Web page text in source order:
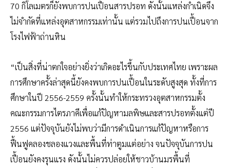
70 กิโลเมตรก็ยังพบการปนเปื้อนสารปรอท ดังนั้นแหล่งกำเนิดจึง
ไม่จำกัดที่แหล่งอุตสาหกรรมเท่านั้น แต่รวมไปถึงการปนเปื้อนจาก
โรงไฟฟ้าถ่านหิน
“เป็นสิ่งที่น่าตกใจอย่างยิ่งว่าเกิดอะไรขึ้นกับประเทศไทย เพราะผล
การศึกษาครั้งล่าสุดนี้ยังคงพบการปนเปื้อนในระดับสูงสุด ทั้งที่การ
ศึกษาในปี 2556-2559 ครั้งนั้นทำให้กระทรวงอุตสาหกรรมตั้ง
คณะกรรมการไตรภาคีเพื่อแก้ปัญหามลพิษและสารปรอทตั้งแต่ปี
2556 แต่ปัจจุบันยังไม่พบว่ามีการดำเนินการแก้ปัญหาหรือการ
ฟื้นฟูคลองชลองแวงและพื้นที่ท่าตูมแต่อย่าง จนปัจจุบันการปน
เปื้อนยังคงรุนแรง ดังนั้นไม่ควรปล่อยให้ชาวบ้านมรพื้นที่